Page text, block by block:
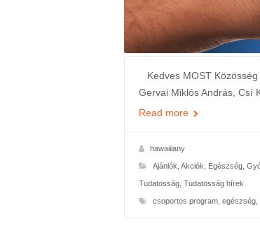
Kedves MOST
Gervai Miklós András, Csí
Read more
hawaiilany
Ajánlók, Akciók, Egészség,
Tudatosság, Tudatosság hírek
csoportos program, egészség,